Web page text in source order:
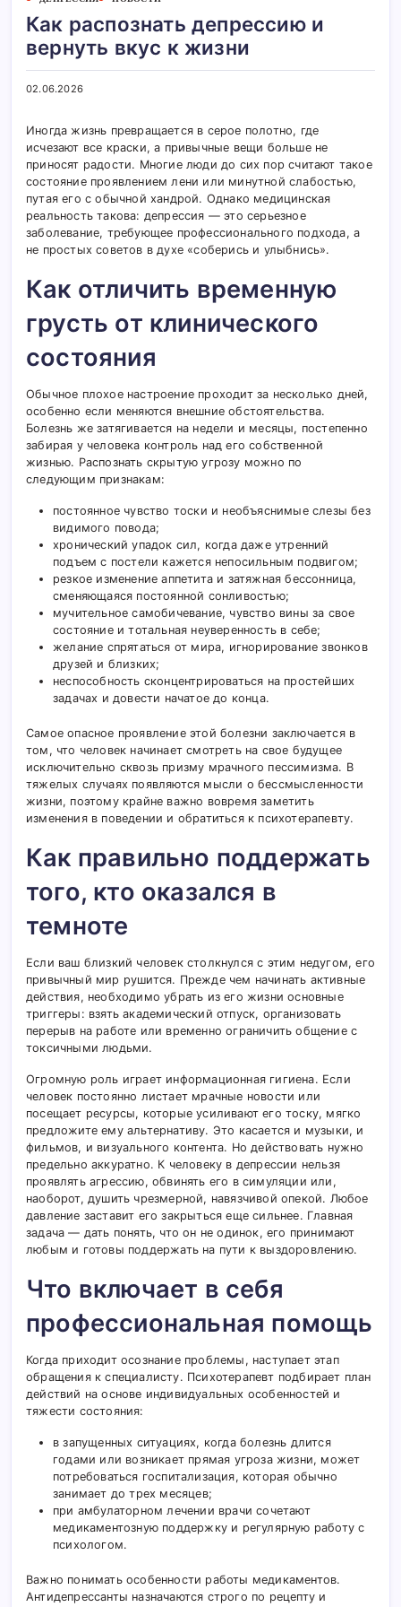
Как распознать депрессию и
вернуть вкус к жизни
02.06.2026
Иногда жизнь превращается в серое полотно, где
исчезают все краски, а привычные вещи больше не
приносят радости. Многие люди до сих пор считают такое
состояние проявлением лени или минутной слабостью,
путая его с обычной хандрой. Однако медицинская
реальность такова: депрессия — это серьезное
заболевание, требующее профессионального подхода, а
не простых советов в духе «соберись и улыбнись».
Как отличить временную
грусть от клинического
состояния
Обычное плохое настроение проходит за несколько дней,
особенно если меняются внешние обстоятельства.
Болезнь же затягивается на недели и месяцы, постепенно
забирая у человека контроль над его собственной
жизнью. Распознать скрытую угрозу можно по
следующим признакам:
постоянное чувство тоски и необъяснимые слезы без
видимого повода;
хронический упадок сил, когда даже утренний
подъем с постели кажется непосильным подвигом;
резкое изменение аппетита и затяжная бессонница,
сменяющаяся постоянной сонливостью;
мучительное самобичевание, чувство вины за свое
состояние и тотальная неуверенность в себе;
желание спрятаться от мира, игнорирование звонков
друзей и близких;
неспособность сконцентрироваться на простейших
задачах и довести начатое до конца.
Самое опасное проявление этой болезни заключается в
том, что человек начинает смотреть на свое будущее
исключительно сквозь призму мрачного пессимизма. В
тяжелых случаях появляются мысли о бессмысленности
жизни, поэтому крайне важно вовремя заметить
изменения в поведении и обратиться к психотерапевту.
Как правильно поддержать
того, кто оказался в
темноте
Если ваш близкий человек столкнулся с этим недугом, его
привычный мир рушится. Прежде чем начинать активные
действия, необходимо убрать из его жизни основные
триггеры: взять академический отпуск, организовать
перерыв на работе или временно ограничить общение с
токсичными людьми.
Огромную роль играет информационная гигиена. Если
человек постоянно листает мрачные новости или
посещает ресурсы, которые усиливают его тоску, мягко
предложите ему альтернативу. Это касается и музыки, и
фильмов, и визуального контента. Но действовать нужно
предельно аккуратно. К человеку в депрессии нельзя
проявлять агрессию, обвинять его в симуляции или,
наоборот, душить чрезмерной, навязчивой опекой. Любое
давление заставит его закрыться еще сильнее. Главная
задача — дать понять, что он не одинок, его принимают
любым и готовы поддержать на пути к выздоровлению.
Что включает в себя
профессиональная помощь
Когда приходит осознание проблемы, наступает этап
обращения к специалисту. Психотерапевт подбирает план
действий на основе индивидуальных особенностей и
тяжести состояния:
в запущенных ситуациях, когда болезнь длится
годами или возникает прямая угроза жизни, может
потребоваться госпитализация, которая обычно
занимает до трех месяцев;
при амбулаторном лечении врачи сочетают
медикаментозную поддержку и регулярную работу с
психологом.
Важно понимать особенности работы медикаментов.
Антидепрессанты назначаются строго по рецепту и